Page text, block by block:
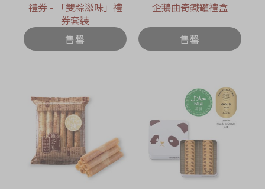
禮券 - 「雙粽滋味」禮
券套裝
售罄
企鵝曲奇鐵罐禮盒
售罄